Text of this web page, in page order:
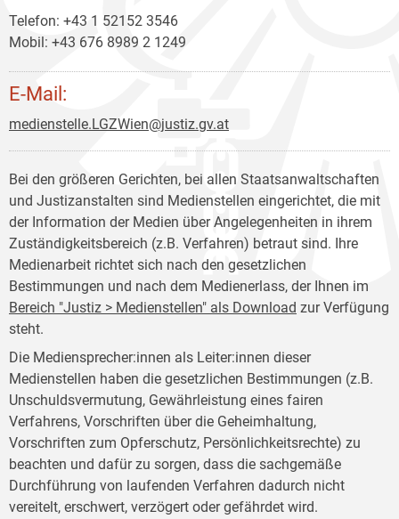
Telefon: +43 1 52152 3546
Mobil: +43 676 8989 2 1249
E-Mail:
medienstelle.LGZWien@justiz.gv.at
Bei den größeren Gerichten, bei allen Staatsanwaltschaften
und Justizanstalten sind Medienstellen eingerichtet, die mit
der Information der Medien über Angelegenheiten in ihrem
Zuständigkeitsbereich (z.B. Verfahren) betraut sind. Ihre
Medienarbeit richtet sich nach den gesetzlichen
Bestimmungen und nach dem Medienerlass, der Ihnen im
Bereich "Justiz > Medienstellen" als Download zur Verfügung
steht.
Die Mediensprecher:innen als Leiter:innen dieser
Medienstellen haben die gesetzlichen Bestimmungen (z.B.
Unschuldsvermutung, Gewährleistung eines fairen
Verfahrens, Vorschriften über die Geheimhaltung,
Vorschriften zum Opferschutz, Persönlichkeitsrechte) zu
beachten und dafür zu sorgen, dass die sachgemäße
Durchführung von laufenden Verfahren dadurch nicht
vereitelt, erschwert, verzögert oder gefährdet wird.